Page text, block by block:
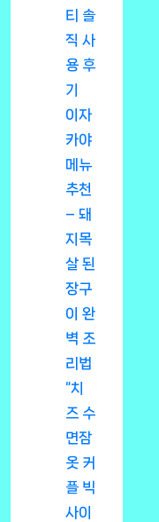
티 솔
직 사
용 후
기
이자
카야
메뉴
추천
– 돼
지목
살 된
장구
이 완
벽 조
리법
“치
즈 수
면잠
옷 커
플 빅
사이